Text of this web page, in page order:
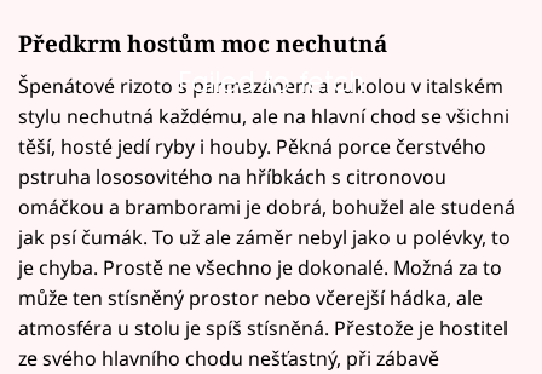
Předkrm hostům moc nechutná
Failed to fetch
Špenátové rizoto s parmazánem a rukolou v italském
stylu nechutná každému, ale na hlavní chod se všichni
těší, hosté jedí ryby i houby. Pěkná porce čerstvého
pstruha lososovitého na hříbkách s citronovou
omáčkou a bramborami je dobrá, bohužel ale studená
jak psí čumák. To už ale záměr nebyl jako u polévky, to
je chyba. Prostě ne všechno je dokonalé. Možná za to
může ten stísněný prostor nebo včerejší hádka, ale
atmosféra u stolu je spíš stísněná. Přestože je hostitel
ze svého hlavního chodu nešťastný, při zábavě